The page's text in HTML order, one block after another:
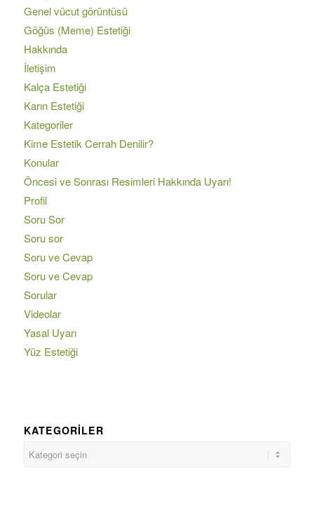
Genel vücut görüntüsü
Göğüs (Meme) Estetiği
Hakkında
İletişim
Kalça Estetiği
Karın Estetiği
Kategoriler
Kime Estetik Cerrah Denilir?
Konular
Öncesi ve Sonrası Resimleri Hakkında Uyarı!
Profil
Soru Sor
Soru sor
Soru ve Cevap
Soru ve Cevap
Sorular
Videolar
Yasal Uyarı
Yüz Estetiği
KATEGORILER